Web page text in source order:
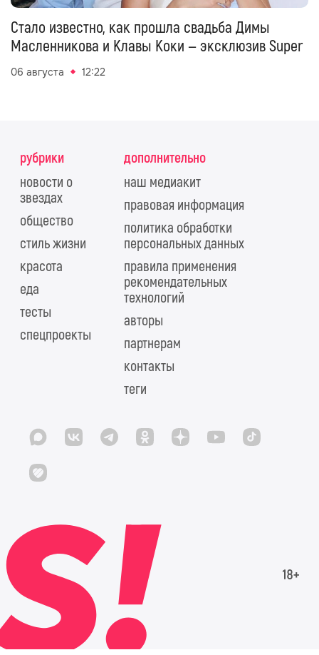
Стало известно, как прошла свадьба Димы
Масленникова и Клавы Коки — эксклюзив Super
06 августа 12:22
рубрики
новости о
звездах
общество
стиль жизни
красота
еда
тесты
спецпроекты
дополнительно
наш медиакит
правовая информация
политика обработки
персональных данных
правила применения
рекомендательных
технологий
авторы
партнерам
контакты
теги